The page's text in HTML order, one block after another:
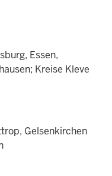
Essen,
Kreise Kleve
Gelsenkirchen